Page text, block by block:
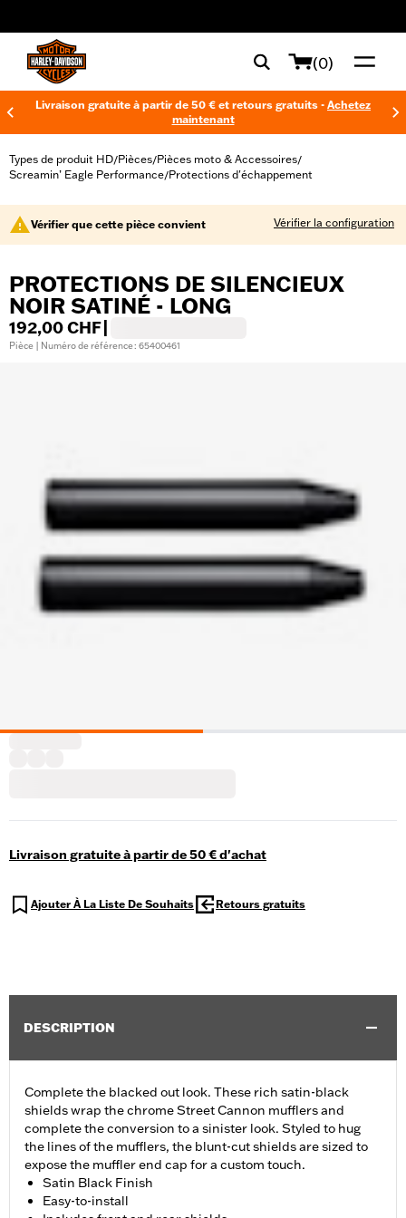
(0)
Livraison gratuite à partir de 50 € et retours gratuits - Achetez
maintenant
Types de produit HD/Pièces/Pièces moto & Accessoires/
Screamin’ Eagle Performance/Protections d'échappement
Vérifier que cette pièce convient Vérifier la configuration
PROTECTIONS DE SILENCIEUX
NOIR SATINÉ - LONG
192,00 CHF
Pièce | Numéro de référence : 65400461
Livraison gratuite à partir de 50 € d'achat
Ajouter À La Liste De Souhaits Retours gratuits
DESCRIPTION
Complete the blacked out look. These rich satin-black
shields wrap the chrome Street Cannon mufflers and
complete the conversion to a sinister look. Styled to hug
the lines of the mufflers, the blunt-cut shields are sized to
expose the muffler end cap for a custom touch.
Satin Black Finish
Easy-to-install